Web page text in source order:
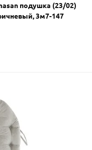
подушка (23/02)
3м7-147